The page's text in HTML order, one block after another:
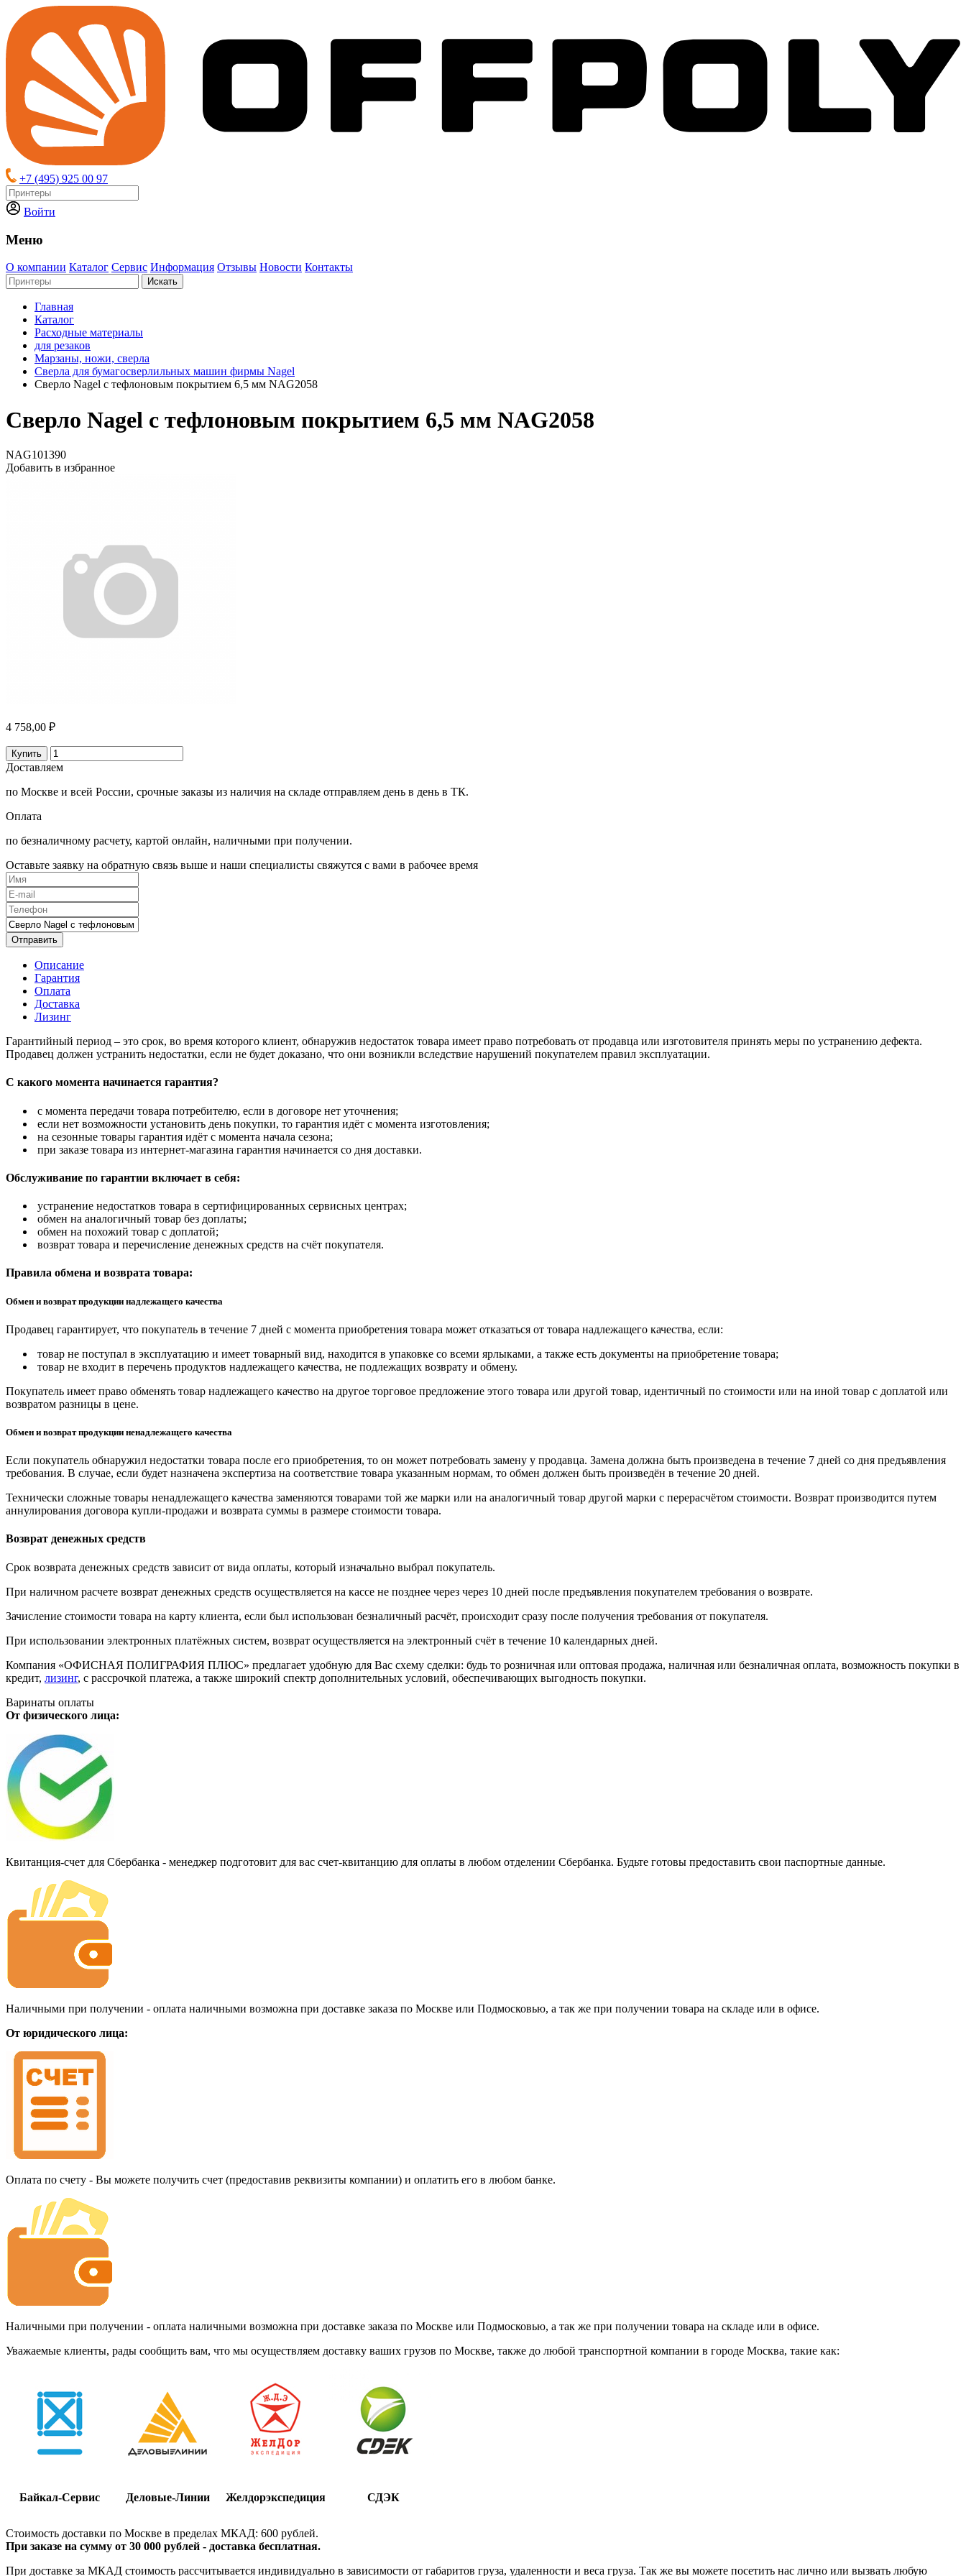
+7 (495) 925 00 97
Войти
Меню
О компании Каталог Сервис Информация Отзывы Новости Контакты
Искать
Главная
Каталог
Расходные материалы
для резаков
Марзаны, ножи, сверла
Сверла для бумагосверлильных машин фирмы Nagel
Сверло Nagel с тефлоновым покрытием 6,5 мм NAG2058
Сверло Nagel с тефлоновым покрытием 6,5 мм NAG2058
NAG101390
Добавить в избранное
4 758,00 ₽
Купить
Доставляем
по Москве и всей России, срочные заказы из наличия на складе отправляем день в день в ТК.
Оплата
по безналичному расчету, картой онлайн, наличными при получении.
Оставьте заявку на обратную связь выше и наши специалисты свяжутся с вами в рабочее время
Отправить
Описание
Гарантия
Оплата
Доставка
Лизинг
Гарантийный период – это срок, во время которого клиент, обнаружив недостаток товара имеет право потребовать от продавца или изготовителя принять меры по устранению дефекта.
Продавец должен устранить недостатки, если не будет доказано, что они возникли вследствие нарушений покупателем правил эксплуатации.
С какого момента начинается гарантия?
с момента передачи товара потребителю, если в договоре нет уточнения;
если нет возможности установить день покупки, то гарантия идёт с момента изготовления;
на сезонные товары гарантия идёт с момента начала сезона;
при заказе товара из интернет-магазина гарантия начинается со дня доставки.
Обслуживание по гарантии включает в себя:
устранение недостатков товара в сертифицированных сервисных центрах;
обмен на аналогичный товар без доплаты;
обмен на похожий товар с доплатой;
возврат товара и перечисление денежных средств на счёт покупателя.
Правила обмена и возврата товара:
Обмен и возврат продукции надлежащего качества
Продавец гарантирует, что покупатель в течение 7 дней с момента приобретения товара может отказаться от товара надлежащего качества, если:
товар не поступал в эксплуатацию и имеет товарный вид, находится в упаковке со всеми ярлыками, а также есть документы на приобретение товара;
товар не входит в перечень продуктов надлежащего качества, не подлежащих возврату и обмену.
Покупатель имеет право обменять товар надлежащего качество на другое торговое предложение этого товара или другой товар, идентичный по стоимости или на иной товар с доплатой или
возвратом разницы в цене.
Обмен и возврат продукции ненадлежащего качества
Если покупатель обнаружил недостатки товара после его приобретения, то он может потребовать замену у продавца. Замена должна быть произведена в течение 7 дней со дня предъявления
требования. В случае, если будет назначена экспертиза на соответствие товара указанным нормам, то обмен должен быть произведён в течение 20 дней.
Технически сложные товары ненадлежащего качества заменяются товарами той же марки или на аналогичный товар другой марки с перерасчётом стоимости. Возврат производится путем
аннулирования договора купли-продажи и возврата суммы в размере стоимости товара.
Возврат денежных средств
Срок возврата денежных средств зависит от вида оплаты, который изначально выбрал покупатель.
При наличном расчете возврат денежных средств осуществляется на кассе не позднее через через 10 дней после предъявления покупателем требования о возврате.
Зачисление стоимости товара на карту клиента, если был использован безналичный расчёт, происходит сразу после получения требования от покупателя.
При использовании электронных платёжных систем, возврат осуществляется на электронный счёт в течение 10 календарных дней.
Компания «ОФИСНАЯ ПОЛИГРАФИЯ ПЛЮС» предлагает удобную для Вас схему сделки: будь то розничная или оптовая продажа, наличная или безналичная оплата, возможность покупки в
кредит, лизинг, с рассрочкой платежа, а также широкий спектр дополнительных условий, обеспечивающих выгодность покупки.
Варинаты оплаты
От физического лица:
Квитанция-счет для Сбербанка - менеджер подготовит для вас счет-квитанцию для оплаты в любом отделении Сбербанка. Будьте готовы предоставить свои паспортные данные.
Наличными при получении - оплата наличными возможна при доставке заказа по Москве или Подмосковью, а так же при получении товара на складе или в офисе.
От юридического лица:
Оплата по счету - Вы можете получить счет (предоставив реквизиты компании) и оплатить его в любом банке.
Наличными при получении - оплата наличными возможна при доставке заказа по Москве или Подмосковью, а так же при получении товара на складе или в офисе.
Уважаемые клиенты, рады сообщить вам, что мы осуществляем доставку ваших грузов по Москве, также до любой транспортной компании в городе Москва, такие как:
Байкал-Сервис Деловые-Линии Желдорэкспедиция СДЭК
Стоимость доставки по Москве в пределах МКАД: 600 рублей.
При заказе на сумму от 30 000 рублей - доставка бесплатная.
При доставке за МКАД стоимость рассчитывается индивидуально в зависимости от габаритов груза, удаленности и веса груза. Так же вы можете посетить нас лично или вызвать любую